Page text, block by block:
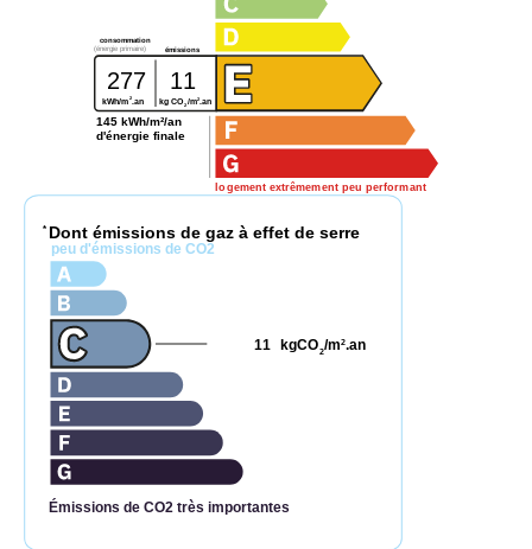
logement extrêmement peu performant
consommation
émissions
(énergie primaire)
277 11
kWh/m2.an kg CO2/m2 .an
145 kWh/m²/an
d'énergie finale
* Dont émissions de gaz à effet de serre
peu d'émissions de CO2
Émissions de CO2 très importantes
kgCO2/m2.an
11